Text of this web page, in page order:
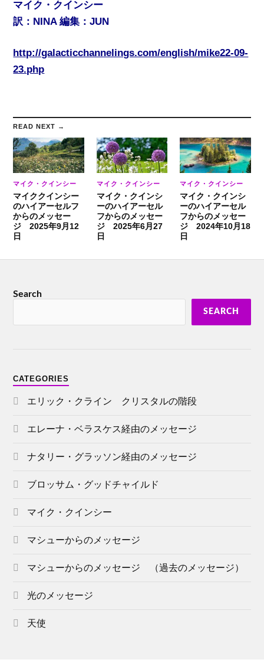
マイク・クインシー
訳：NINA 編集：JUN
http://galacticchannelings.com/english/mike22-09-
23.php
READ NEXT →
マイク・クインシー
マイククインシー
のハイアーセルフ
からのメッセー
ジ 2025年9月12
日
マイク・クインシー
マイク・クインシ
ーのハイアーセル
フからのメッセー
ジ 2025年6月27
日
マイク・クインシー
マイク・クインシ
ーのハイアーセル
フからのメッセー
ジ 2024年10月18
日
Search
SEARCH
CATEGORIES
エリック・クライン クリスタルの階段
エレーナ・ベラスケス経由のメッセージ
ナタリー・グラッソン経由のメッセージ
ブロッサム・グッドチャイルド
マイク・クインシー
マシューからのメッセージ
マシューからのメッセージ （過去のメッセージ）
光のメッセージ
天使